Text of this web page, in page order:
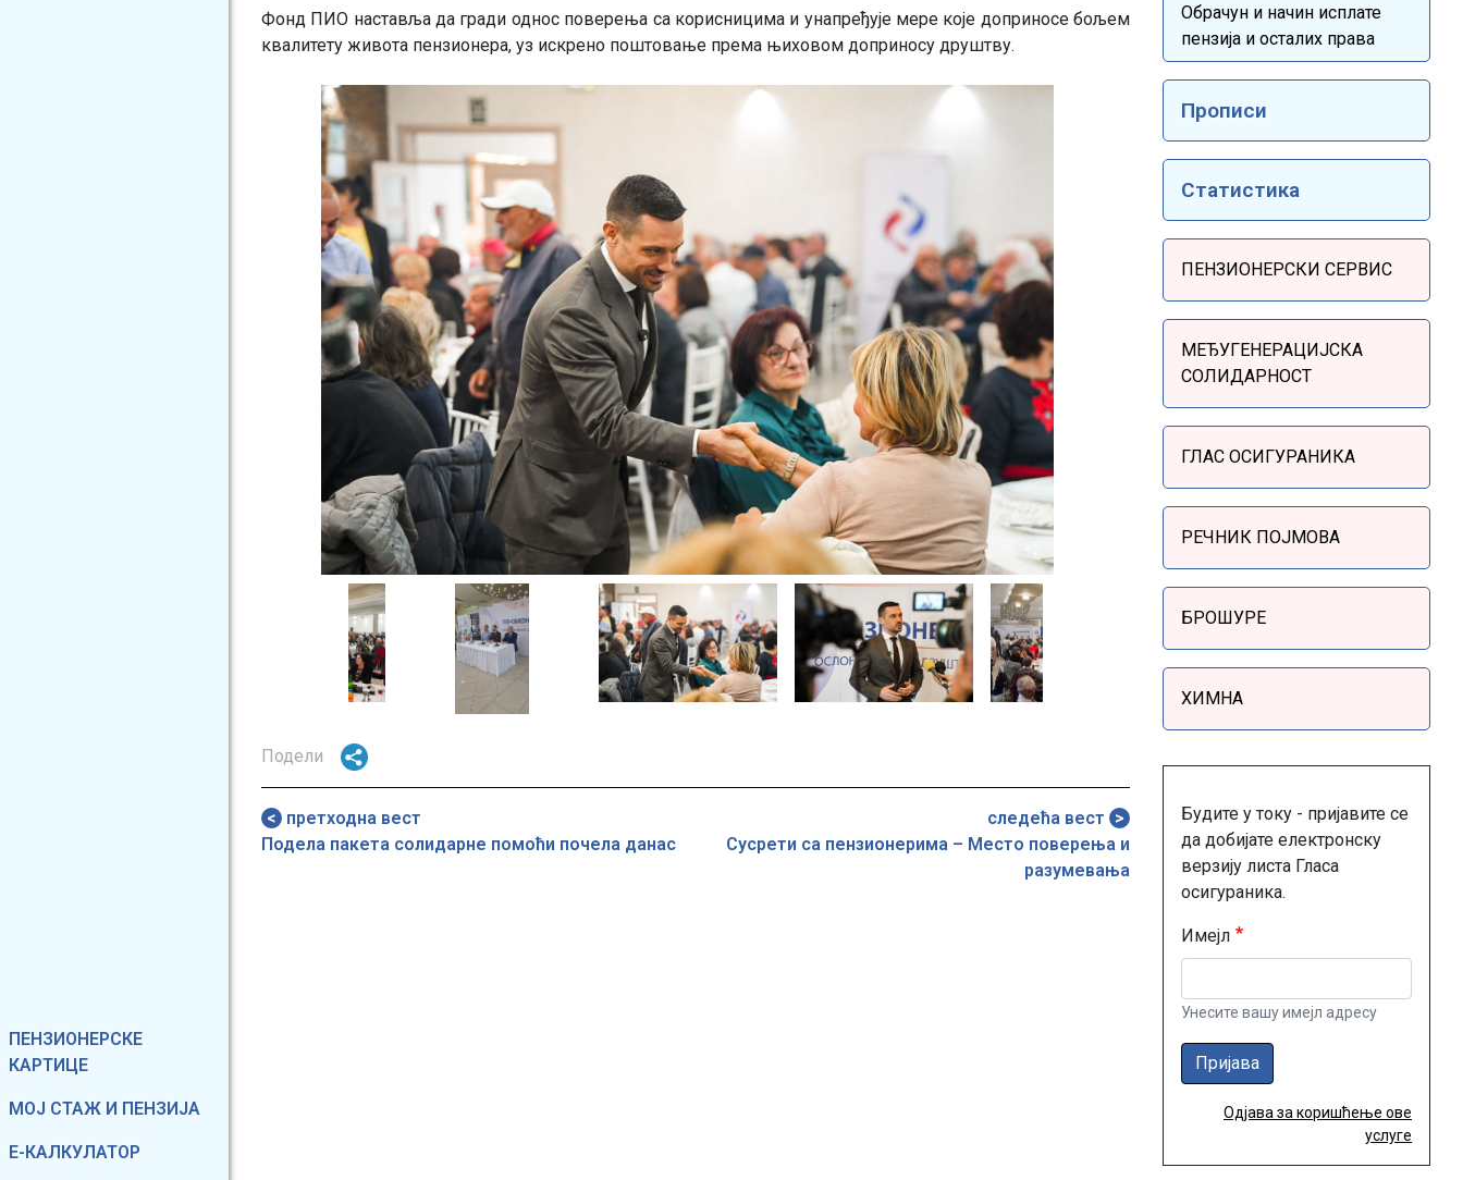
Фиксирани мени
ПЕНЗИОНЕРСКЕ
КАРТИЦЕ
МОЈ СТАЖ И ПЕНЗИЈА
Е-КАЛКУЛАТОР
Фонд ПИО наставља да гради однос поверења са корисницима и унапређује мере које доприносе бољем
квалитету живота пензионера, уз искрено поштовање према њиховом доприносу друштву.
Image
Image
Image
Image
Image Image Image Image
Подели
претходна вест
Подела пакета солидарне помоћи почeла данас
следећа вест
Сусрети са пензионерима – Место поверења и
разумевања
Обрачун и начин исплате
пензија и осталих права
Прописи
Статистика
ПЕНЗИОНЕРСКИ СЕРВИС
МЕЂУГЕНЕРАЦИЈСКА
СОЛИДАРНОСТ
ГЛАС ОСИГУРАНИКА
РЕЧНИК ПОЈМОВА
БРОШУРЕ
ХИМНА
Будите у току - пријавите се
да добијате електронску
верзију листа Гласа
осигураника.
Имејл
Унесите вашу имејл адресу
Пријава
Одјава за коришћење ове
услуге